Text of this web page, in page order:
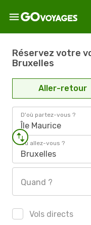
Réservez votre
Bruxelles
Aller-retour
D'où partez-vous ?
Île Maurice
Où allez-vous ?
Bruxelles
Quand ?
Vols directs